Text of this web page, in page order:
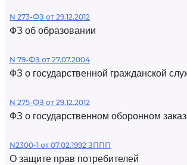
N 273-ФЗ от 29.12.2012
ФЗ об образовании
N 79-ФЗ от 27.07.2004
ФЗ о государственной гражданской
N 275-ФЗ от 29.12.2012
ФЗ о государственном оборонном
N2300-1 от 07.02.1992 ЗППП
О защите прав потребителей